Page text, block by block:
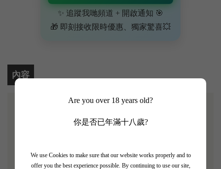
Are you over 18 years old?
你是否已年滿十八歲?
We use Cookies to make sure that our website works properly and to
offer you the best experience possible. By continuing to use our site,
✨ 追蹤我哋頻道 + 開啟通知 🎯
🎁 即刻接收限時優惠、獨家驚喜💥
內容
【Domaine Jean Foillard Morgon Cote du Py 2020】
Jean Forillard擁有「薄酒萊自然酒大師」的稱號，因